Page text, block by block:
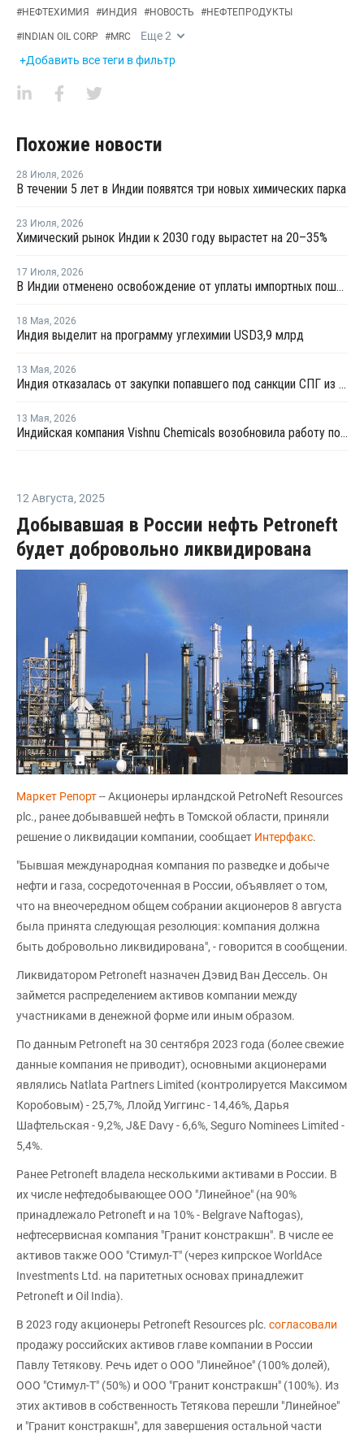
#НЕФТЕХИМИЯ #ИНДИЯ #НОВОСТЬ #НЕФТЕПРОДУКТЫ
#INDIAN OIL CORP #MRC Еще2
+Добавить все теги в фильтр
Похожие новости
28 Июля, 2026
В течении 5 лет в Индии появятся три новых химических парка
23 Июля, 2026
Химический рынок Индии к 2030 году вырастет на 20–35%
17 Июля, 2026
В Индии отменено освобождение от уплаты импортных пошлин на нефтехимическую продукцию
18 Мая, 2026
Индия выделит на программу углехимии USD3,9 млрд
13 Мая, 2026
Индия отказалась от закупки попавшего под санкции СПГ из России
13 Мая, 2026
Индийская компания Vishnu Chemicals возобновила работу после длительного технического обслуживания
12 Августа, 2025
Добывавшая в России нефть Petroneft
будет добровольно ликвидирована
Маркет Репорт-- Акционеры ирландской PetroNeft Resources
plc., ранее добывавшей нефть в Томской области, приняли
решение о ликвидации компании, сообщает Интерфакс.
"Бывшая международная компания по разведке и добыче
нефти и газа, сосредоточенная в России, объявляет о том,
что на внеочередном общем собрании акционеров 8 августа
была принята следующая резолюция: компания должна
быть добровольно ликвидирована", - говорится в сообщении.
Ликвидатором Petroneft назначен Дэвид Ван Дессель. Он
займется распределением активов компании между
участниками в денежной форме или иным образом.
По данным Petroneft на 30 сентября 2023 года (более свежие
данные компания не приводит), основными акционерами
являлись Natlata Partners Limited (контролируется Максимом
Коробовым) - 25,7%, Ллойд Уиггинс - 14,46%, Дарья
Шафтельская - 9,2%, J&E Davy - 6,6%, Seguro Nominees Limited -
5,4%.
Ранее Petroneft владела несколькими активами в России. В
их числе нефтедобывающее ООО "Линейное" (на 90%
принадлежало Petroneft и на 10% - Belgrave Naftogas),
нефтесервисная компания "Гранит констракшн". В числе ее
активов также ООО "Стимул-Т" (через кипрское WorldAce
Investments Ltd. на паритетных основах принадлежит
Petroneft и Oil India).
В 2023 году акционеры Petroneft Resources plc. согласовали
продажу российских активов главе компании в России
Павлу Тетякову. Речь идет о ООО "Линейное" (100% долей),
ООО "Стимул-Т" (50%) и ООО "Гранит констракшн" (100%). Из
этих активов в собственность Тетякова перешли "Линейное"
и "Гранит констракшн", для завершения остальной части